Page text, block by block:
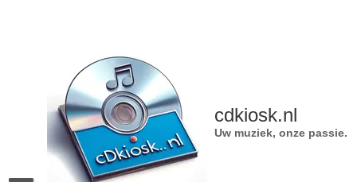
cdkiosk.nl
Uw muziek, onze passie.